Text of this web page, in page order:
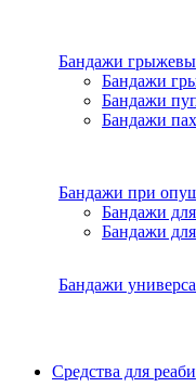
Бандажи
Бандажи
Бандажи
Бандажи
Бандажи при
Бандажи
Бандажи
Бандажи
Средства для